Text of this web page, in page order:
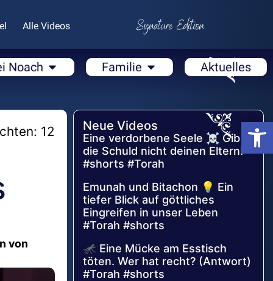
Alle Videos
Noach Familie Aktuelles
12
von
Neue Videos
Eine verdorbene Seele ☠️ Gib
die Schuld nicht deinen Eltern!
#shorts #Torah
Emunah und Bitachon 💡 Ein
tiefer Blick auf göttliches
Eingreifen in unser Leben
#Torah #shorts
🦟 Eine Mücke am Esstisch
töten. Wer hat recht? (Antwort)
#Torah #shorts